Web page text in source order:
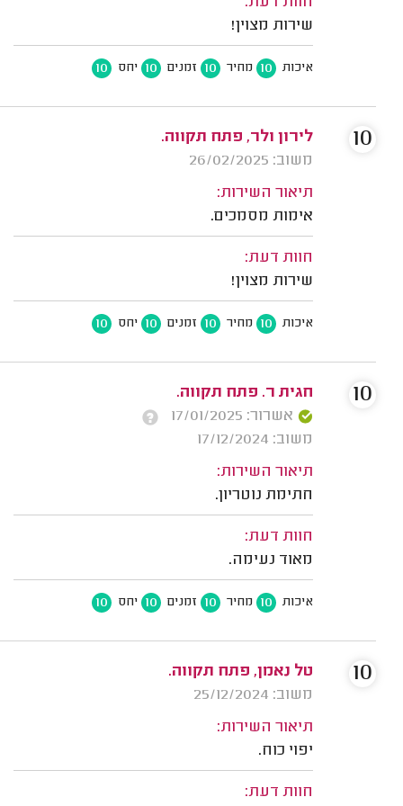
שירות מצוין!
איכות 10 מחיר 10 זמנים 10 יחס 10
לירון ולר, פתח תקווה.
משוב: 26/02/2025
תיאור השירות:
אימות מסמכים.
חוות דעת:
שירות מצוין!
איכות 10 מחיר 10 זמנים 10 יחס 10
10
חגית ר. פתח תקווה.
אשרור: 17/01/2025
משוב: 17/12/2024
תיאור השירות:
חתימת נוטריון.
חוות דעת:
מאוד נעימה.
איכות 10 מחיר 10 זמנים 10 יחס 10
10
טל נאמן, פתח תקווה.
משוב: 25/12/2024
תיאור השירות:
יפוי כוח.
חוות דעת:
10